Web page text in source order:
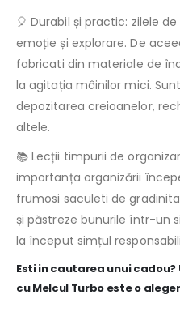
🎈 Durabil și practic: zilele
emoție și explorare. De
fabricati din materiale de
la agitația mâinilor mici.
depozitarea creioanelor,
altele.
📚 Lecții timpurii de
importanța organizării
frumosi saculeti de
și păstreze bunurile într-un
la început simțul
Esti in cautarea unui
cu Melcul Turbo este o